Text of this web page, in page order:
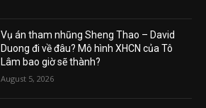
Vụ án tham nhũng Sheng Thao – David
Duong đi về đâu? Mô hình XHCN của Tô
Lâm bao giờ sẽ thành?
August 5, 2026